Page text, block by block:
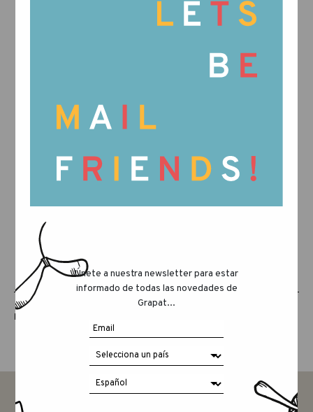
LUCKY LUCKY QUINTA EDICIÓN
Únete a nuestra newsletter para estar
informado de todas las novedades de
Grapat...